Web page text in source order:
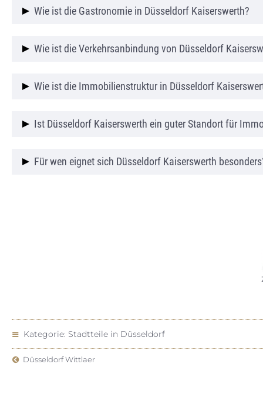
Düsseldorf Kaiserswerth ist besonders bei
Wie ist die Gastronomie in Düsseldorf Kaiserswerth?
Düsseldorf Kaiserswerth bietet eine vielfältige
Wie ist die Verkehrsanbindung von Düsseldorf
Düsseldorf Kaiserswerth verfügt über eine gute
Wie ist die Immobilienstruktur in Düsseldorf
Die Immobilienstruktur in Düsseldorf Kaiserswerth
Ist Düsseldorf Kaiserswerth ein guter Standort für
Düsseldorf Kaiserswerth gilt als wertstabile und
Für wen eignet sich Düsseldorf Kaiserswerth
Kategorie: Stadtteile in Düsseldorf
Düsseldorf Wittlaer